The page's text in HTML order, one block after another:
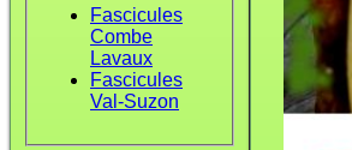
Fascicules
Combe
Lavaux
Fascicules
Val-Suzon